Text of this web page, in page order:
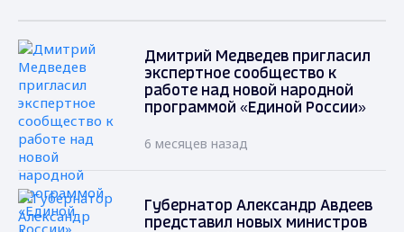
Дмитрий Медведев пригласил
экспертное сообщество к
работе над новой народной
программой «Единой России»
6 месяцев назад
Губернатор Александр Авдеев
представил новых министров